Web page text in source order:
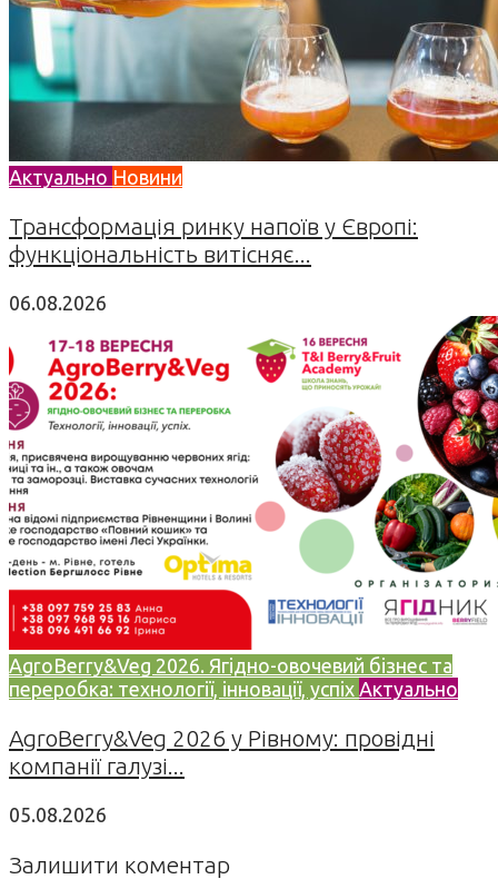
Актуально Новини
Трансформація ринку напоїв у Європі:
функціональність витісняє...
06.08.2026
AgroBerry&Veg 2026. Ягідно-овочевий бізнес та
переробка: технології, інновації, успіх Актуально
AgroBerry&Veg 2026 у Рівному: провідні
компанії галузі...
05.08.2026
Залишити коментар